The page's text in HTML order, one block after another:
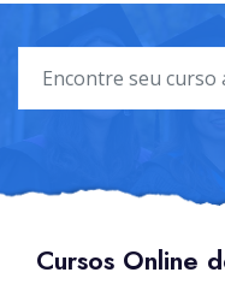
Cursos Online